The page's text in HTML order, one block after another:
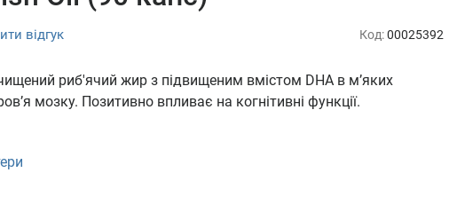
відгук Код:00025392
риб'ячий жир з підвищеним вмістом DHA в м’яких
мозку. Позитивно впливає на когнітивні функції.